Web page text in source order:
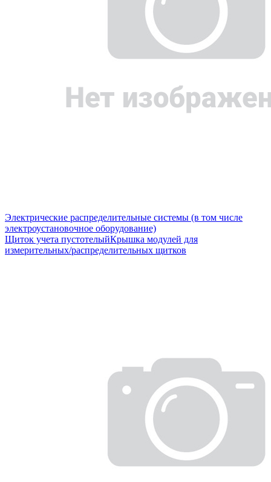
Электрические распределительные системы (в том числе
электроустановочное оборудование)
Щиток учета пустотелыйКрышка модулей для
измерительных/распределительных щитков